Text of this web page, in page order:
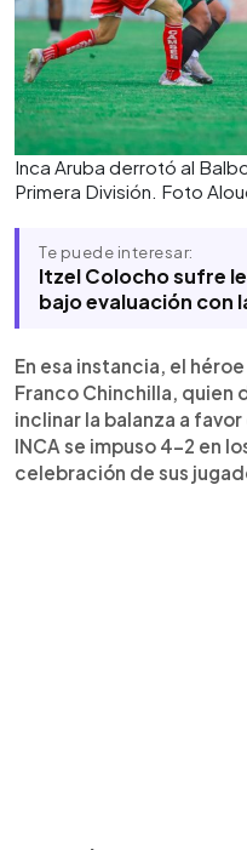
Inca Aruba derrotó al
Primera División. Foto
Te puede interesar:
Itzel Colocho sufre
bajo evaluación con
En esa instancia, el
Franco Chinchilla, quien
inclinar la balanza a
INCA se impuso 4-2 en
celebración de sus